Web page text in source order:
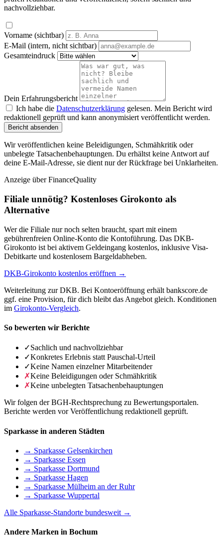
nachvollziehbar.
Vorname (sichtbar)
E-Mail (intern, nicht sichtbar)
Gesamteindruck
Dein Erfahrungsbericht
Ich habe die Datenschutzerklärung gelesen. Mein Bericht wird
redaktionell geprüft und kann anonymisiert veröffentlicht werden.
Bericht absenden
Wir veröffentlichen keine Beleidigungen, Schmähkritik oder
unbelegte Tatsachenbehauptungen. Du erhältst keine Antwort auf
deine E-Mail-Adresse, sie dient nur der Rückfrage bei Unklarheiten.
Anzeige über FinanceQuality
Filiale unnötig? Kostenloses Girokonto als
Alternative
Wer die Filiale nur noch selten braucht, spart mit einem
gebührenfreien Online-Konto die Kontoführung. Das DKB-
Girokonto ist bei aktivem Geldeingang kostenlos, inklusive Visa-
Debitkarte und kostenlosem Bargeldabheben.
DKB-Girokonto kostenlos eröffnen →
Weiterleitung zur DKB. Bei Kontoeröffnung erhält bankscore.de
ggf. eine Provision, für dich bleibt das Angebot gleich. Konditionen
im Girokonto-Vergleich.
So bewerten wir Berichte
✓Sachlich und nachvollziehbar
✓Konkretes Erlebnis statt Pauschal-Urteil
✓Keine Namen einzelner Mitarbeitender
✗Keine Beleidigungen oder Schmähkritik
✗Keine unbelegten Tatsachenbehauptungen
Wir folgen der BGH-Rechtsprechung zu Bewertungsportalen.
Berichte werden vor Veröffentlichung redaktionell geprüft.
Sparkasse in anderen Städten
→ Sparkasse Gelsenkirchen
→ Sparkasse Essen
→ Sparkasse Dortmund
→ Sparkasse Hagen
→ Sparkasse Mülheim an der Ruhr
→ Sparkasse Wuppertal
Alle Sparkasse-Standorte bundesweit →
Andere Marken in Bochum